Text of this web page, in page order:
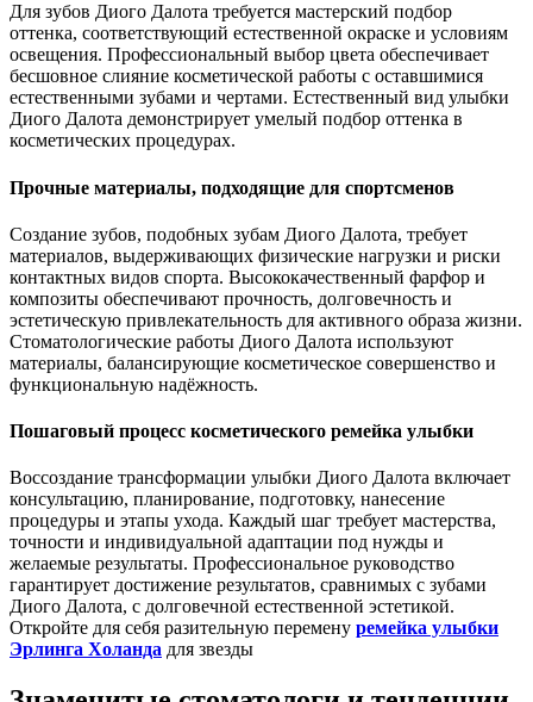
Для зубов Диого Далота требуется мастерский подбор
оттенка, соответствующий естественной окраске и условиям
освещения. Профессиональный выбор цвета обеспечивает
бесшовное слияние косметической работы с оставшимися
естественными зубами и чертами. Естественный вид улыбки
Диого Далота демонстрирует умелый подбор оттенка в
косметических процедурах.
Прочные материалы, подходящие для спортсменов
Создание зубов, подобных зубам Диого Далота, требует
материалов, выдерживающих физические нагрузки и риски
контактных видов спорта. Высококачественный фарфор и
композиты обеспечивают прочность, долговечность и
эстетическую привлекательность для активного образа жизни.
Стоматологические работы Диого Далота используют
материалы, балансирующие косметическое совершенство и
функциональную надёжность.
Пошаговый процесс косметического ремейка улыбки
Воссоздание трансформации улыбки Диого Далота включает
консультацию, планирование, подготовку, нанесение
процедуры и этапы ухода. Каждый шаг требует мастерства,
точности и индивидуальной адаптации под нужды и
желаемые результаты. Профессиональное руководство
гарантирует достижение результатов, сравнимых с зубами
Диого Далота, с долговечной естественной эстетикой.
Откройте для себя разительную перемену ремейка улыбки
Эрлинга Холанда для звезды